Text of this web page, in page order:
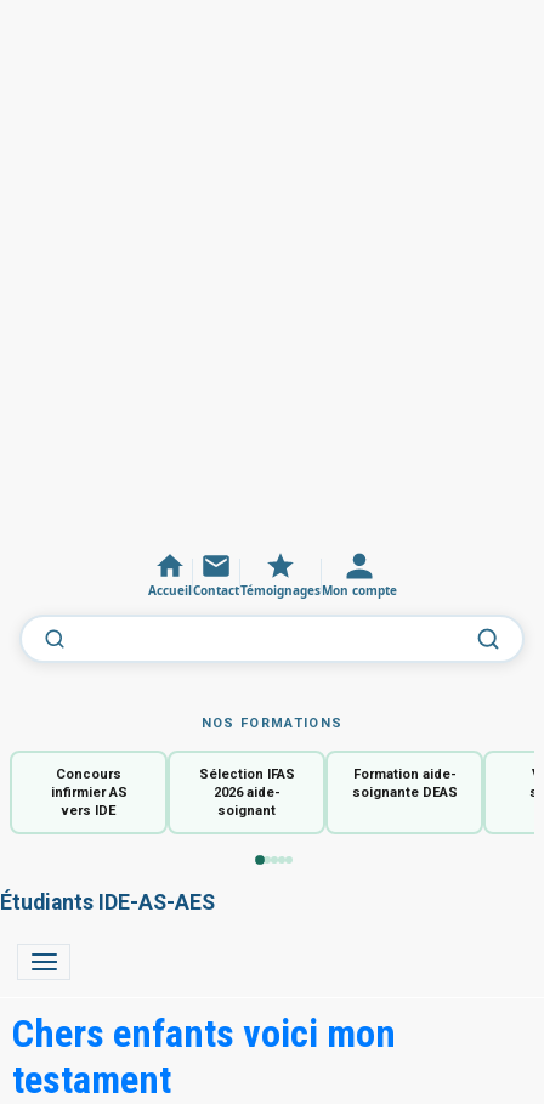
AccueilContactTémoignagesMon compte
NOS FORMATIONS
Concours
infirmier AS
vers IDE
Sélection IFAS
2026 aide-
soignant
Formation aide-
soignante DEAS
Étudiants IDE-AS-AES
Chers enfants voici mon
testament